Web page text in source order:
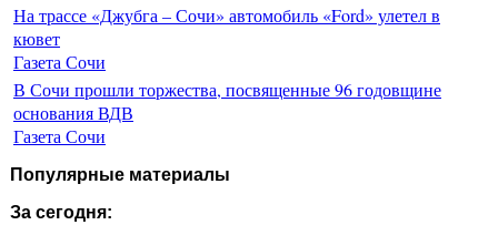
На трассе «Джубга – Сочи» автомобиль «Ford» улетел в
кювет
Газета Сочи
В Сочи прошли торжества, посвященные 96 годовщине
основания ВДВ
Газета Сочи
Популярные материалы
За сегодня: